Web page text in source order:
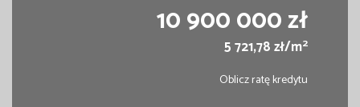
10 900 000 zł
5 721,78 zł/m2
Oblicz ratę kredytu